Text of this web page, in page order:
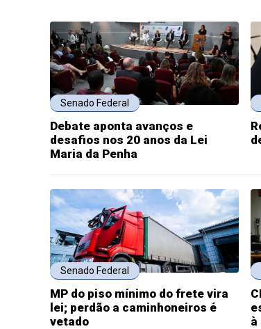
Senado Federal
Debate aponta avanços e
desafios nos 20 anos da Lei
Maria da Penha
Senado Federal
MP do piso mínimo do frete vira
lei; perdão a caminhoneiros é
vetado
à